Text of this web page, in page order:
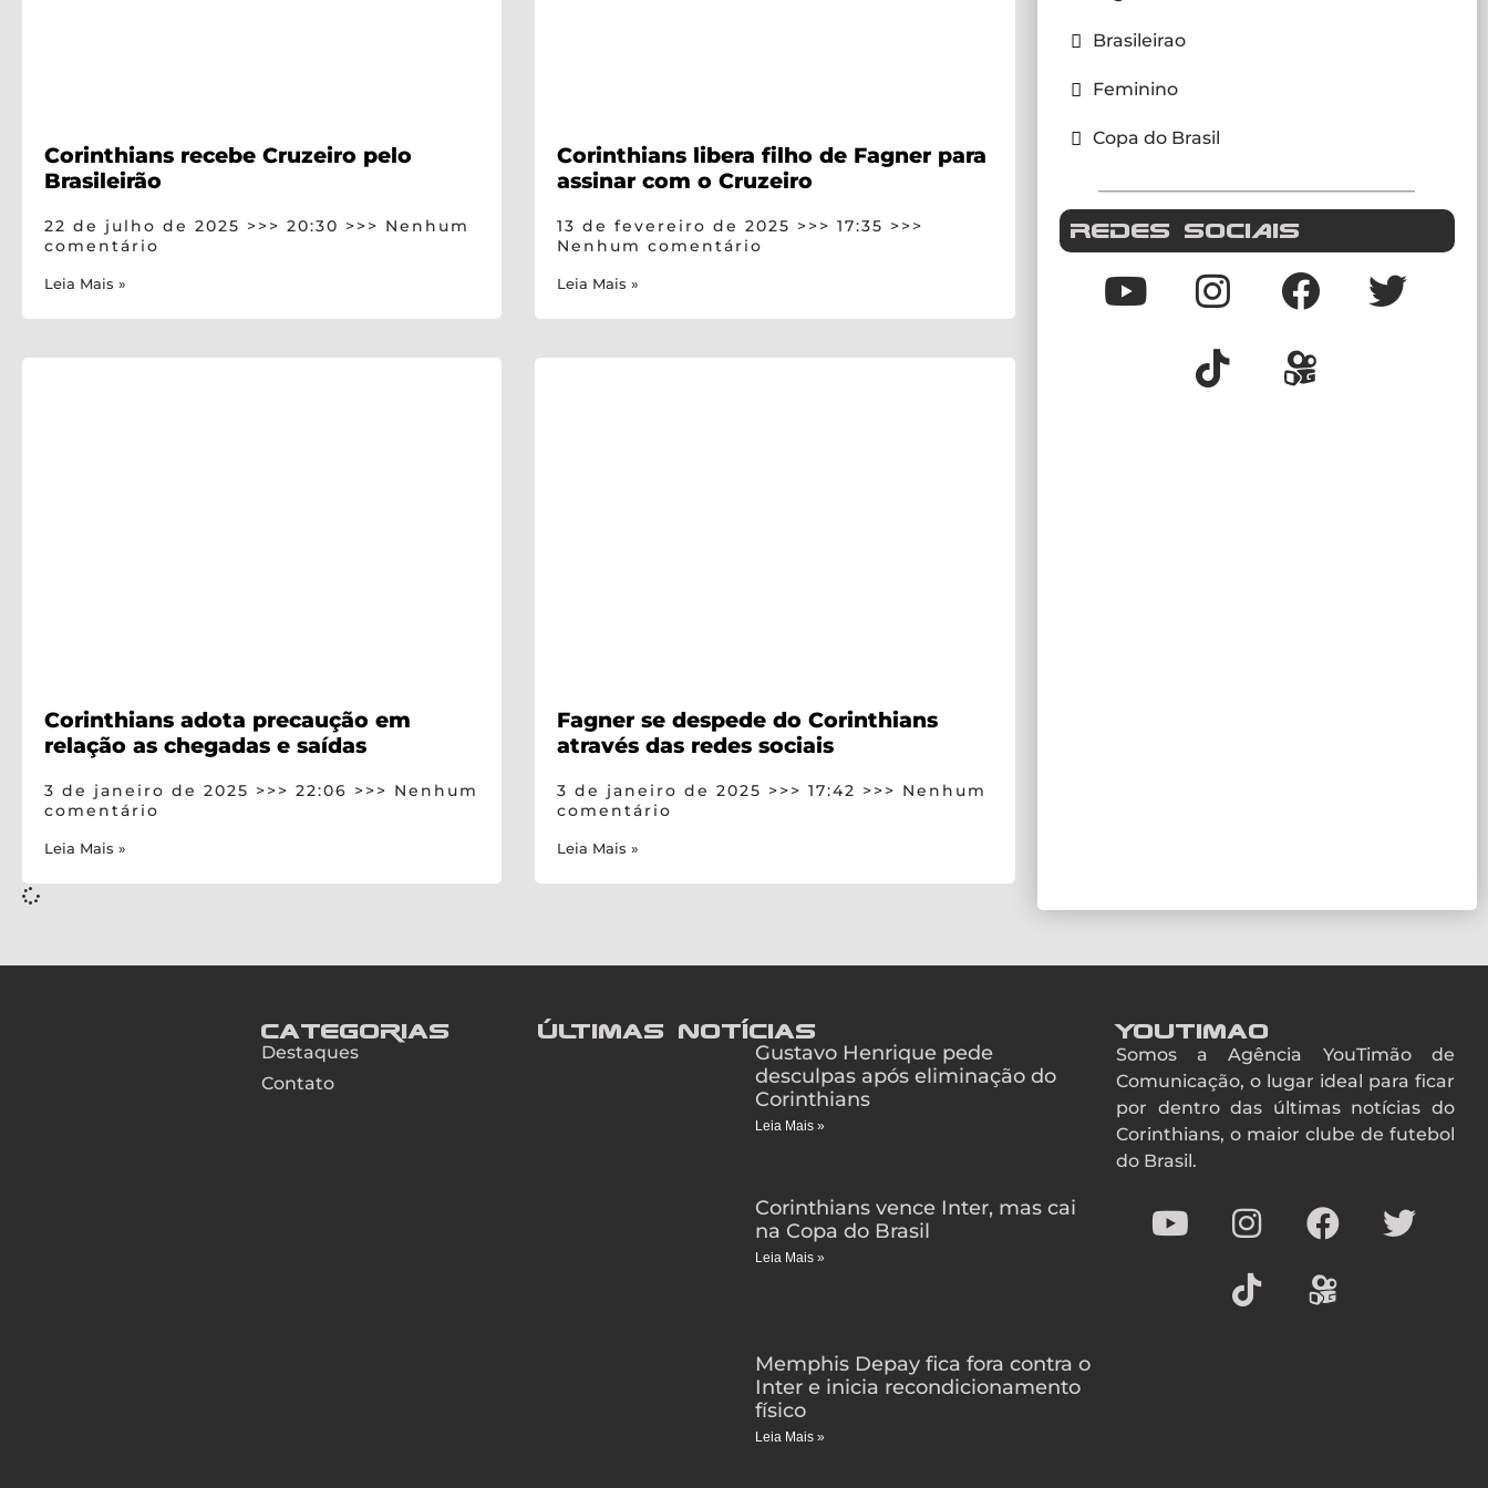
Corinthians recebe Cruzeiro pelo
Brasileirão
22 de julho de 2025 20:30
Nenhum
comentário
Leia Mais »
Corinthians libera filho de Fagner para
assinar com o Cruzeiro
13 de fevereiro de 2025
17:35
Nenhum comentário
Leia Mais »
Corinthians adota precaução em
relação as chegadas e saídas
3 de janeiro de 2025 22:06
Nenhum
comentário
Leia Mais »
Fagner se despede do Corinthians
através das redes sociais
3 de janeiro de 2025 17:42
Nenhum
comentário
Leia Mais »
Brasileirao
Feminino
Copa do Brasil
REDES SOCIAIS
Categorias
Destaques
Contato
Últimas notícias
Gustavo Henrique pede
desculpas após eliminação do
Corinthians
Leia Mais »
Corinthians vence Inter, mas cai
na Copa do Brasil
Leia Mais »
Memphis Depay fica fora contra o
Inter e inicia recondicionamento
físico
Leia Mais »
YouTimao
Somos a Agência YouTimão de
Comunicação, o lugar ideal para ficar
por dentro das últimas notícias do
Corinthians, o maior clube de futebol
do Brasil.